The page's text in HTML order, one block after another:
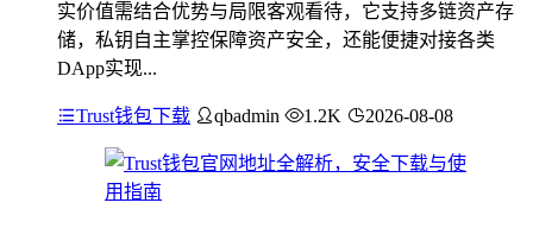
实价值需结合优势与局限客观看待，它支持多链资产存
储，私钥自主掌控保障资产安全，还能便捷对接各类
DApp实现...
Trust钱包下载 qbadmin 1.2K 2026-08-08